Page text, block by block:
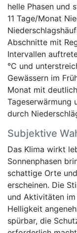
helle Phasen und
11 Tage/Monat
Abschnitte mit
Intervallen
°C und
Gewässern im
Monat mit
Tageserwärmung
durch
Subjektive
Das Klima wirkt
Sonnenphasen
schattige Orte
erscheinen. Die
und Aktivitäten
Helligkeit
spürbar, die